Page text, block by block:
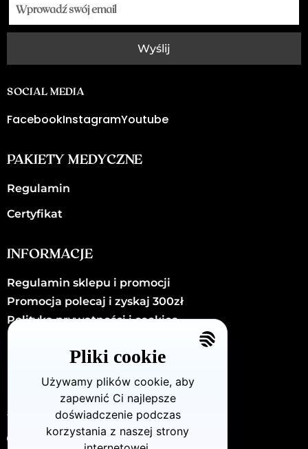
Wyślij
SOCIAL MEDIA
FacebookInstagramYoutube
PAKIETY MEDYCZNE
Regulamin
Certyfikat
INFORMACJE
Regulamin sklepu i promocji
Promocja polecaj i zyskaj 300zł
Polityka prywatności i cookies
KONTAKT
Dzielna72/U8 (Warszawa - Wola)
Pliki cookie
Używamy plików cookie, aby
zapewnić Ci najlepsze
doświadczenie podczas
korzystania z naszej strony